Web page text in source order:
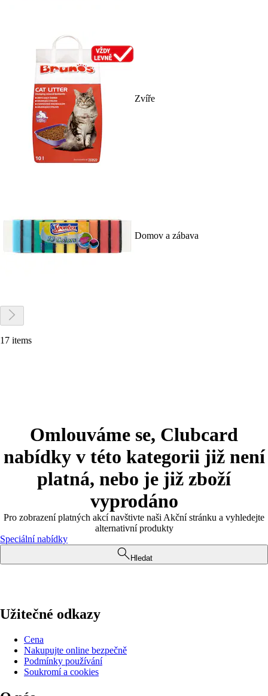
Zvíře
Domov a zábava
17 items
Omlouváme se, Clubcard
nabídky v této kategorii již není
platná, nebo je již zboží
vyprodáno
Pro zobrazení platných akcí navštivte naši Akční stránku a vyhledejte
alternativní produkty
Speciální nabídky
Hledat
Užitečné odkazy
Cena
Nakupujte online bezpečně
Podmínky používání
Soukromí a cookies